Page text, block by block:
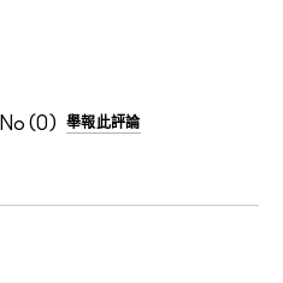
0 舉報此評論